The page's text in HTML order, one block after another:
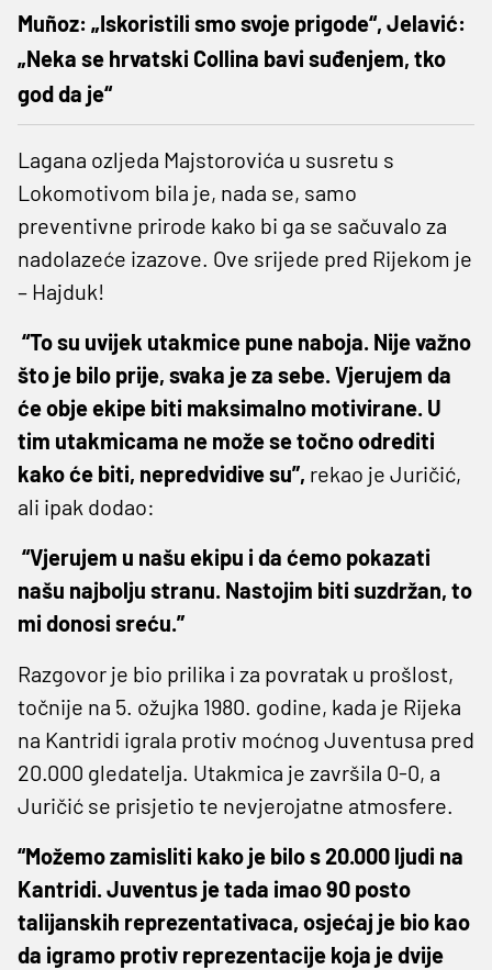
Muñoz: „Iskoristili smo svoje prigode“, Jelavić:
„Neka se hrvatski Collina bavi suđenjem, tko
god da je“
Lagana ozljeda Majstorovića u susretu s
Lokomotivom bila je, nada se, samo
preventivne prirode kako bi ga se sačuvalo za
nadolazeće izazove. Ove srijede pred Rijekom je
– Hajduk!
“To su uvijek utakmice pune naboja. Nije važno
što je bilo prije, svaka je za sebe. Vjerujem da
će obje ekipe biti maksimalno motivirane. U
tim utakmicama ne može se točno odrediti
kako će biti, nepredvidive su”, rekao je Juričić,
ali ipak dodao:
“Vjerujem u našu ekipu i da ćemo pokazati
našu najbolju stranu. Nastojim biti suzdržan, to
mi donosi sreću.”
Razgovor je bio prilika i za povratak u prošlost,
točnije na 5. ožujka 1980. godine, kada je Rijeka
na Kantridi igrala protiv moćnog Juventusa pred
20.000 gledatelja. Utakmica je završila 0-0, a
Juričić se prisjetio te nevjerojatne atmosfere.
“Možemo zamisliti kako je bilo s 20.000 ljudi na
Kantridi. Juventus je tada imao 90 posto
talijanskih reprezentativaca, osjećaj je bio kao
da igramo protiv reprezentacije koja je dvije